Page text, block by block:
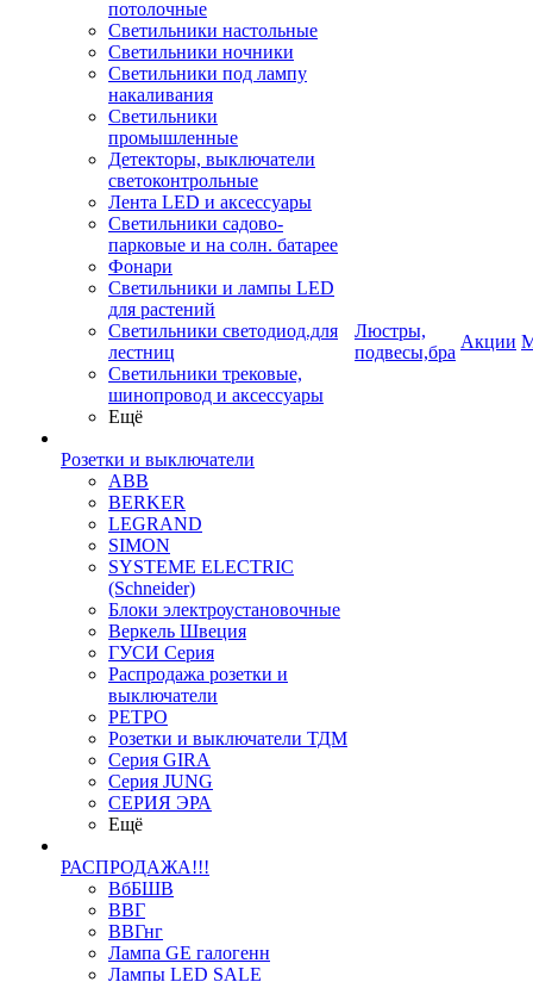
потолочные
Светильники настольные
Светильники ночники
Светильники под лампу
накаливания
Светильники
промышленные
Детекторы, выключатели
светоконтрольные
Лента LED и аксессуары
Светильники садово-
парковые и на солн. батарее
Фонари
Светильники и лампы LED
для растений
Светильники светодиод.для
лестниц
Светильники трековые,
шинопровод и аксессуары
Ещё
Розетки и выключатели
ABB
BERKER
LEGRAND
SIMON
SYSTEME ELECTRIC
(Schneider)
Блоки электроустановочные
Веркель Швеция
ГУСИ Серия
Распродажа розетки и
выключатели
РЕТРО
Розетки и выключатели ТДМ
Серия GIRA
Серия JUNG
СЕРИЯ ЭРА
Ещё
РАСПРОДАЖА!!!
ВбБШВ
ВВГ
ВВГнг
Лампа GE галогенн
Лампы LED SALE
Люстры,
подвесы,бра
Акции